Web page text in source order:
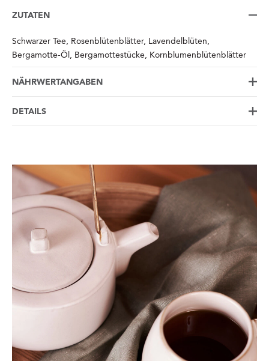
ZUTATEN
Schwarzer Tee, Rosenblütenblätter, Lavendelblüten,
Bergamotte-Öl, Bergamottestücke, Kornblumenblütenblätter
NÄHRWERTANGABEN
DETAILS